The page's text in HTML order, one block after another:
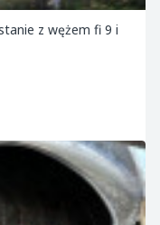
z wężem fi 9 i